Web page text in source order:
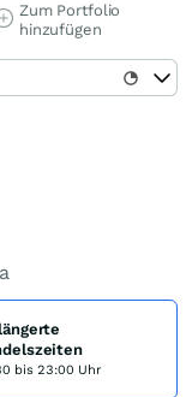
Zum Portfolio
hinzufügen
bis 23:00 Uhr